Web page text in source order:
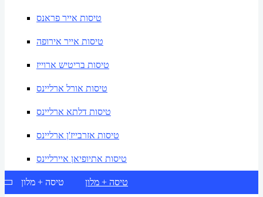
טיסות אייר פראנס
טיסות אייר אירופה
טיסות בריטיש ארוייז
טיסות אורל ארליינס
טיסות דלתא ארליינס
טיסות אזרבייז'ן ארליינס
טיסות אתיופיאן איירליינס
טיסה + מלון טיסה + מלון